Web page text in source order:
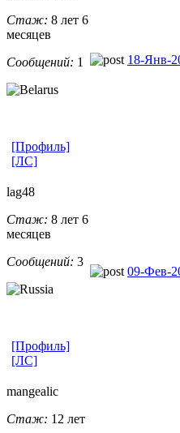
Стаж: 8 лет 6
месяцев
Сообщений: 1 18-Янв-
[Профиль]
[ЛС]
lag48
Стаж: 8 лет 6
месяцев
Сообщений: 3
09-Фев-
[Профиль]
[ЛС]
mangealic
Стаж: 12 лет